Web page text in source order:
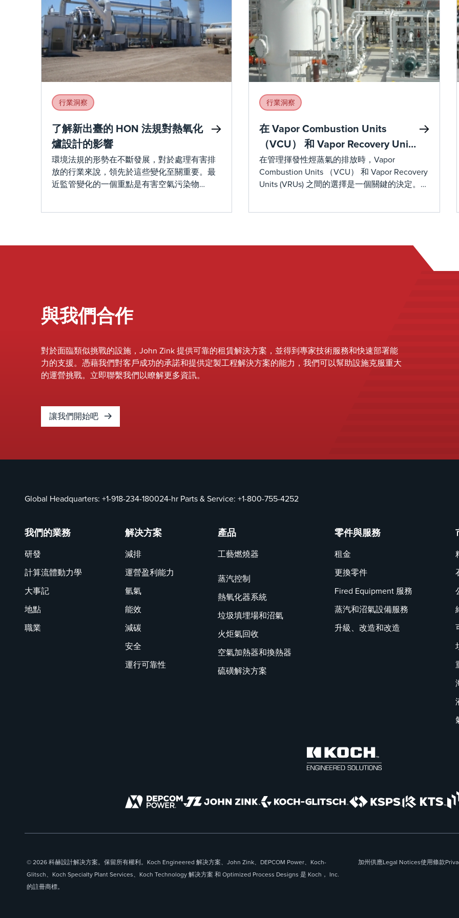
行業洞察
了解新出臺的 HON 法規對熱氧化
爐設計的影響
環境法規的形勢在不斷發展，對於處理有害排
放的行業來說，領先於這些變化至關重要。最
近監管變化的一個重點是有害空氣污染物
和呋喃的排放率 （CDD/CDF）。
行業洞察
在 Vapor Combustion Units
（VCU） 和 Vapor Recovery Units
(VRUs)之間進行選擇：為您的作做
出正確的決定
在管理揮發性烴蒸氣的排放時，Vapor
Combustion Units （VCU） 和 Vapor Recovery
Units (VRUs) 之間的選擇是一個關鍵的決定。我
與我們合作
對於面臨類似挑戰的設施，John Zink 提供可靠的租賃解決方案，並得到專家技術服務和快速部署能
力的支援。憑藉我們對客戶成功的承諾和提供定製工程解決方案的能力，我們可以幫助設施克服重大
的運營挑戰。立即聯繫我們以瞭解更多資訊。
讓我們開始吧
Global Headquarters: +1-918-234-180024-hr Parts & Service: +1-800-755-4252
我們的業務
研發
計算流體動力學
大事記
地點
職業
解决方案
減排
運營盈利能力
氫氣
能效
減碳
安全
運行可靠性
產品
工藝燃燒器
蒸汽控制
熱氧化器系統
垃圾填埋場和沼氣
火炬氣回收
空氣加熱器和換熱器
硫磺解決方案
零件與服務
租金
更換零件
Fired Equipment 服務
蒸汽和沼氣設備服務
升級、改造和改造
© 2026 科赫設計解决方案。保留所有權利。Koch Engineered 解决方案、John Zink、DEPCOM Power、Koch-
Glitsch、Koch Specialty Plant Services、Koch Technology 解决方案 和 Optimized Process Designs 是 Koch， Inc.
的註冊商標。
加州供應Legal Notices使用條款